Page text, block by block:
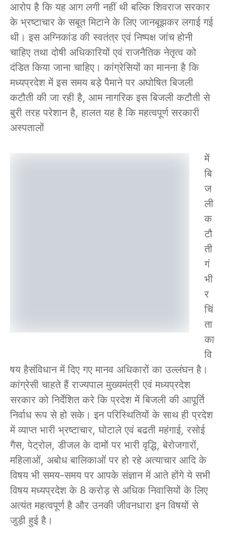
आरोप है कि यह आग लगी नहीं थी बल्कि शिवराज सरकार
के भ्रष्टाचार के सबूत मिटाने के लिए जानबूझकर लगाई गई
थी। इस अग्निकांड की स्वतंत्र एवं निष्पक्ष जांच होनी
चाहिए तथा दोषी अधिकारियों एवं राजनैतिक नेतृत्व को
दंडित किया जाना चाहिए। कांग्रेसियों का मानना है कि
मध्यप्रदेश में इस समय बड़े पैमाने पर अघोषित बिजली
कटौती की जा रही है, आम नागरिक इस बिजली कटौती से
बुरी तरह परेशान है, हालत यह है कि महत्वपूर्ण सरकारी
अस्पतालों
में
बि
ज
ली
क
टौ
ती
गं
भी
र
चिं
ता
का
वि
षय हैसंविधान में दिए गए मानव अधिकारों का उल्लंघन है।
कांग्रेसी चाहते हैं राज्यपाल मुख्यमंत्री एवं मध्यप्रदेश
सरकार को निर्देशित करे कि प्रदेश में बिजली की आपूर्ति
निर्वाध रूप से हो सके। इन परिस्थितियों के साथ ही प्रदेश
में व्याप्त भारी भ्रष्टाचार, घोटाले एवं बढती महंगाई, रसोई
गैस, पेट्रोल, डीजल के दामों पर भारी वृद्धि, बेरोजगारों,
महिलाओं, अबोध बालिकाओं पर हो रहे अत्याचार आदि के
विषय भी समय-समय पर आपके संज्ञान में आते होंगे ये सभी
विषय मध्यप्रदेश के 8 करोड़ से अधिक निवासियों के लिए
अत्यंत महत्वपूर्ण है और उनकी जीवनधारा इन विषयों से
जुड़ी हुई है।